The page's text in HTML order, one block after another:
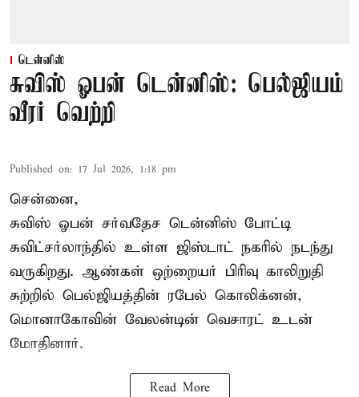
டென்னிஸ்
சுவிஸ் ஓபன் டென்னிஸ்: பெல்ஜியம்
வீரர் வெற்றி
Published on: 17 Jul 2026, 1:18 pm
சென்னை,
சுவிஸ் ஓபன் சர்வதேச டென்னிஸ் போட்டி
சுவிட்சர்லாந்தில் உள்ள ஜிஸ்டாட் நகரில் நடந்து
வருகிறது. ஆண்கள் ஒற்றையர் பிரிவு காலிறுதி
சுற்றில் பெல்ஜியத்தின் ரபேல் கொலிக்னன்,
மொனாகோவின் வேலன்டின் வெசாரட் உடன்
மோதினார்.
Read More